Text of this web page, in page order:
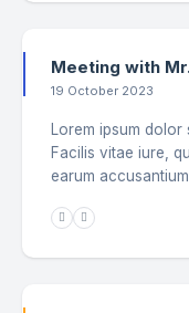
Meeting with
19 October 2023
Lorem ipsum
Facilis vitae iure,
earum